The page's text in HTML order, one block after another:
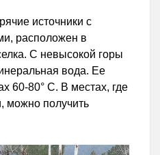
источники с
расположен в
С невысокой горы
вода. Ее
60-80° C. В местах, где
можно получить